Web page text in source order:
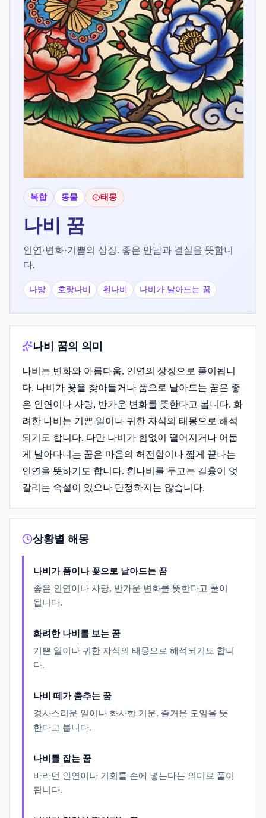
복합 동물 태몽
나비 꿈
인연·변화·기쁨의 상징. 좋은 만남과 결실을 뜻합니
다.
나방 호랑나비 흰나비 나비가 날아드는 꿈
나비 꿈의 의미
나비는 변화와 아름다움, 인연의 상징으로 풀이됩니
다. 나비가 꽃을 찾아들거나 품으로 날아드는 꿈은 좋
은 인연이나 사랑, 반가운 변화를 뜻한다고 봅니다. 화
려한 나비는 기쁜 일이나 귀한 자식의 태몽으로 해석
되기도 합니다. 다만 나비가 힘없이 떨어지거나 어둡
게 날아다니는 꿈은 마음의 허전함이나 짧게 끝나는
인연을 뜻하기도 합니다. 흰나비를 두고는 길흉이 엇
갈리는 속설이 있으나 단정하지는 않습니다.
상황별 해몽
나비가 품이나 꽃으로 날아드는 꿈
좋은 인연이나 사랑, 반가운 변화를 뜻한다고 풀이
됩니다.
화려한 나비를 보는 꿈
기쁜 일이나 귀한 자식의 태몽으로 해석되기도 합니
다.
나비 떼가 춤추는 꿈
경사스러운 일이나 화사한 기운, 즐거운 모임을 뜻
한다고 봅니다.
나비를 잡는 꿈
바라던 인연이나 기회를 손에 넣는다는 의미로 풀이
됩니다.